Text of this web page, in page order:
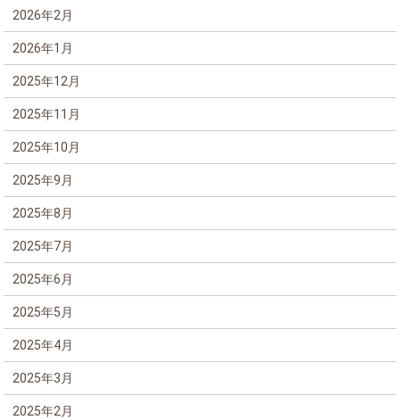
2026年2月
2026年1月
2025年12月
2025年11月
2025年10月
2025年9月
2025年8月
2025年7月
2025年6月
2025年5月
2025年4月
2025年3月
2025年2月